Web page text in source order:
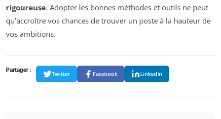
rigoureuse. Adopter les bonnes méthodes et outils ne peut
qu’accroître vos chances de trouver un poste à la hauteur de
vos ambitions.
Partager :
Twitter Facebook LinkedIn